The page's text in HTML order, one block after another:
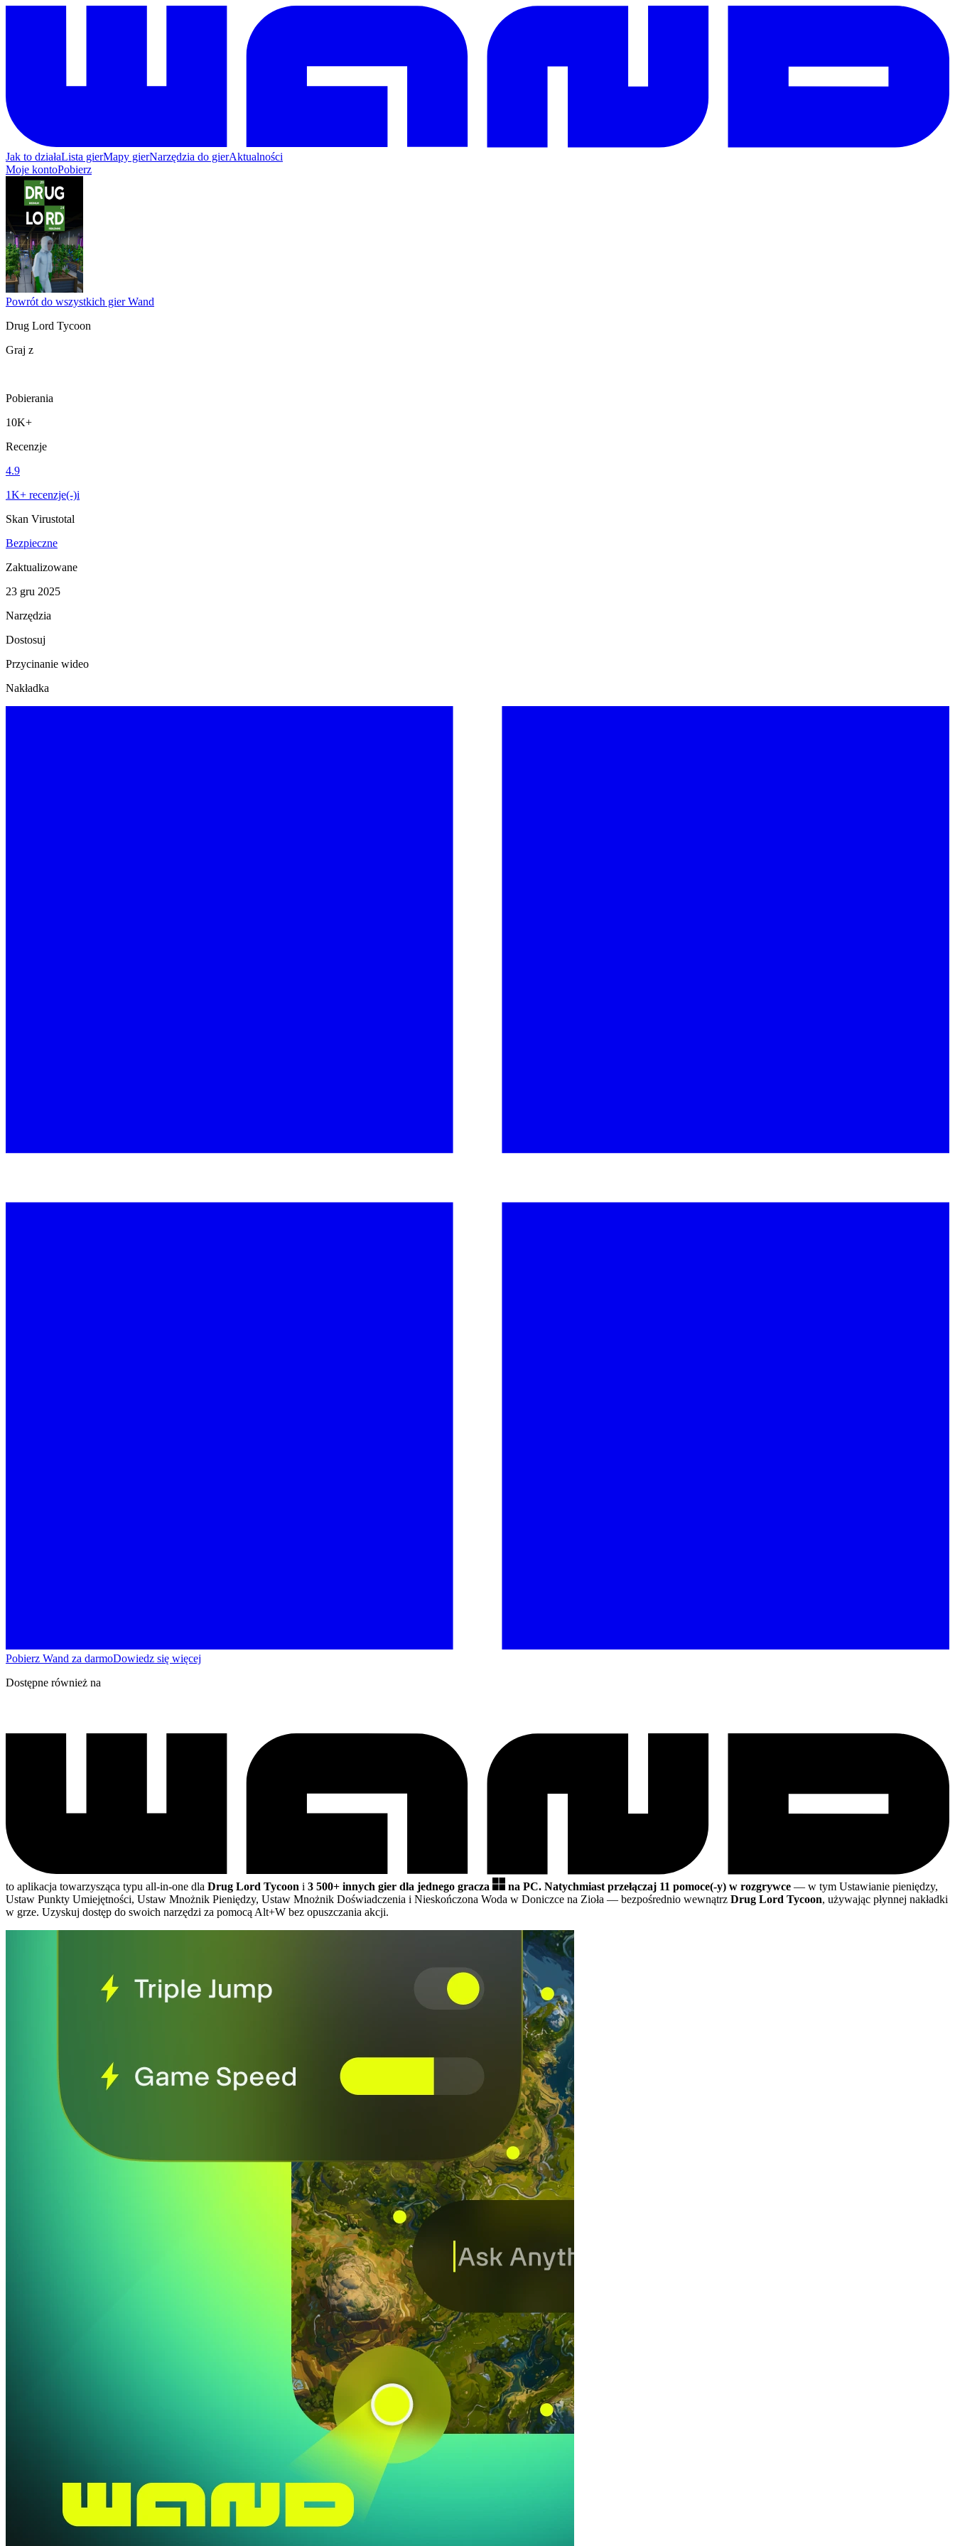
Jak to działaLista gierMapy gierNarzędzia do gierAktualności
Moje kontoPobierz
Powrót do wszystkich gier Wand
Drug Lord Tycoon
Graj z
Pobierania
10K+
Recenzje
4.9
1K+ recenzje(-)i
Skan Virustotal
Bezpieczne
Zaktualizowane
23 gru 2025
Narzędzia
Dostosuj
Przycinanie wideo
Nakładka
Pobierz Wand za darmoDowiedz się więcej
Dostępne również na
to aplikacja towarzysząca typu all-in-one dla Drug Lord Tycoon i 3 500+ innych gier dla jednego gracza na PC. Natychmiast przełączaj 11 pomoce(-y) w rozgrywce — w tym Ustawianie pieniędzy,
Ustaw Punkty Umiejętności, Ustaw Mnożnik Pieniędzy, Ustaw Mnożnik Doświadczenia i Nieskończona Woda w Doniczce na Zioła — bezpośrednio wewnątrz Drug Lord Tycoon, używając płynnej nakładki
w grze. Uzyskuj dostęp do swoich narzędzi za pomocą Alt+W bez opuszczania akcji.